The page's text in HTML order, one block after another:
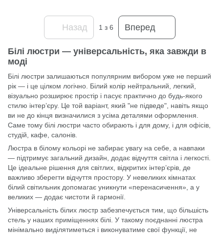
Назад 1 з 6 Вперед
Білі люстри — універсальність, яка завжди в
моді
Білі люстри залишаються популярним вибором уже не перший
рік — і це цілком логічно. Білий колір нейтральний, легкий,
візуально розширює простір і пасує практично до будь-якого
стилю інтер’єру. Це той варіант, який "не підведе", навіть якщо
ви не до кінця визначилися з усіма деталями оформлення.
Саме тому білі люстри часто обирають і для дому, і для офісів,
студій, кафе, салонів.
Люстра в білому кольорі не забирає увагу на себе, а навпаки
— підтримує загальний дизайн, додає відчуття світла і легкості.
Це ідеальне рішення для світлих, відкритих інтер’єрів, де
важливо зберегти відчуття простору. У невеликих кімнатах
білий світильник допомагає уникнути «перенасичення», а у
великих — додає чистоти й гармонії.
Універсальність білих люстр забезпечується тим, що більшість
стель у наших приміщеннях білі. У такому поєднанні люстра
мінімально виділятиметься і виконуватиме свої функції, не